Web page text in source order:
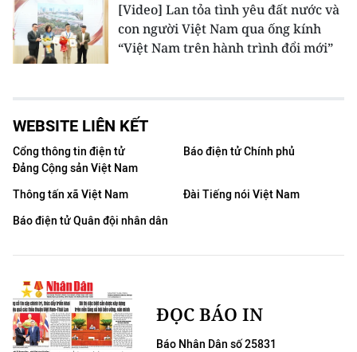
[Video] Lan tỏa tình yêu đất nước và
con người Việt Nam qua ống kính
“Việt Nam trên hành trình đổi mới”
WEBSITE LIÊN KẾT
Cổng thông tin điện tử
Đảng Cộng sản Việt Nam
Báo điện tử Chính phủ
Thông tấn xã Việt Nam
Đài Tiếng nói Việt Nam
Báo điện tử Quân đội nhân dân
ĐỌC BÁO IN
Báo Nhân Dân số 25831